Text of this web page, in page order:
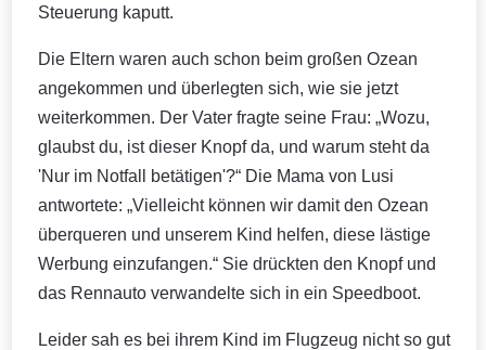
Steuerung kaputt.
Die Eltern waren auch schon beim großen Ozean
angekommen und überlegten sich, wie sie jetzt
weiterkommen. Der Vater fragte seine Frau: „Wozu,
glaubst du, ist dieser Knopf da, und warum steht da
'Nur im Notfall betätigen'?“ Die Mama von Lusi
antwortete: „Vielleicht können wir damit den Ozean
überqueren und unserem Kind helfen, diese lästige
Werbung einzufangen.“ Sie drückten den Knopf und
das Rennauto verwandelte sich in ein Speedboot.
Leider sah es bei ihrem Kind im Flugzeug nicht so gut